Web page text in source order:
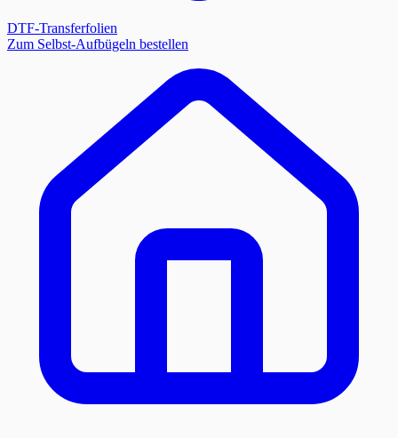
DTF-Transferfolien
Zum Selbst-Aufbügeln bestellen